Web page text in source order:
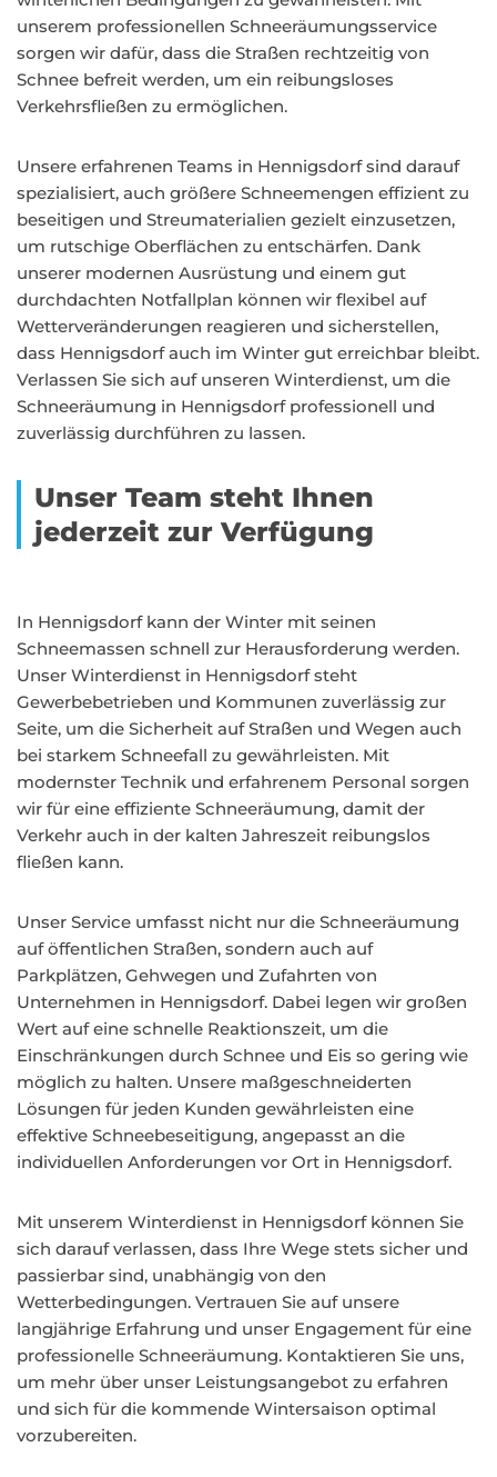
unserem professionellen Schneeräumungsservice
sorgen wir dafür, dass die Straßen rechtzeitig von
Schnee befreit werden, um ein reibungsloses
Verkehrsfließen zu ermöglichen.
Unsere erfahrenen Teams in Hennigsdorf sind darauf
spezialisiert, auch größere Schneemengen effizient zu
beseitigen und Streumaterialien gezielt einzusetzen,
um rutschige Oberflächen zu entschärfen. Dank
unserer modernen Ausrüstung und einem gut
durchdachten Notfallplan können wir flexibel auf
Wetterveränderungen reagieren und sicherstellen,
dass Hennigsdorf auch im Winter gut erreichbar bleibt.
Verlassen Sie sich auf unseren Winterdienst, um die
Schneeräumung in Hennigsdorf professionell und
zuverlässig durchführen zu lassen.
Unser Team steht Ihnen
jederzeit zur Verfügung
In Hennigsdorf kann der Winter mit seinen
Schneemassen schnell zur Herausforderung werden.
Unser Winterdienst in Hennigsdorf steht
Gewerbebetrieben und Kommunen zuverlässig zur
Seite, um die Sicherheit auf Straßen und Wegen auch
bei starkem Schneefall zu gewährleisten. Mit
modernster Technik und erfahrenem Personal sorgen
wir für eine effiziente Schneeräumung, damit der
Verkehr auch in der kalten Jahreszeit reibungslos
fließen kann.
Unser Service umfasst nicht nur die Schneeräumung
auf öffentlichen Straßen, sondern auch auf
Parkplätzen, Gehwegen und Zufahrten von
Unternehmen in Hennigsdorf. Dabei legen wir großen
Wert auf eine schnelle Reaktionszeit, um die
Einschränkungen durch Schnee und Eis so gering wie
möglich zu halten. Unsere maßgeschneiderten
Lösungen für jeden Kunden gewährleisten eine
effektive Schneebeseitigung, angepasst an die
individuellen Anforderungen vor Ort in Hennigsdorf.
Mit unserem Winterdienst in Hennigsdorf können Sie
sich darauf verlassen, dass Ihre Wege stets sicher und
passierbar sind, unabhängig von den
Wetterbedingungen. Vertrauen Sie auf unsere
langjährige Erfahrung und unser Engagement für eine
professionelle Schneeräumung. Kontaktieren Sie uns,
um mehr über unser Leistungsangebot zu erfahren
und sich für die kommende Wintersaison optimal
vorzubereiten.